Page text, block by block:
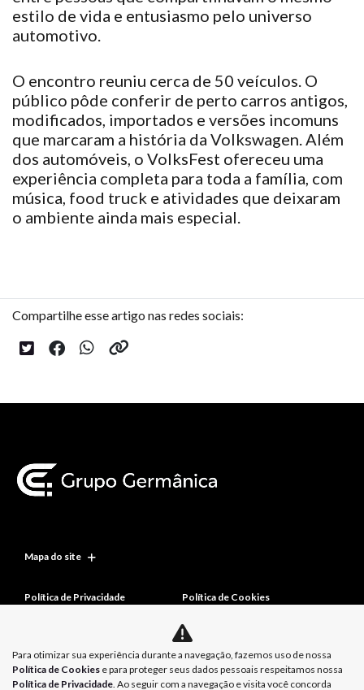
estilo de vida e entusiasmo pelo universo
automotivo.
O encontro reuniu cerca de 50 veículos. O
público pôde conferir de perto carros antigos,
modificados, importados e versões incomuns
que marcaram a história da Volkswagen. Além
dos automóveis, o VolksFest ofereceu uma
experiência completa para toda a família, com
música, food truck e atividades que deixaram
o ambiente ainda mais especial.
Compartilhe esse artigo nas redes sociais:
Mapa do site
Política de Privacidade Política de Cookies
Para otimizar sua experiência durante a navegação, fazemos uso de nossa
Política de Cookies e para proteger seus dados pessoais respeitamos nossa
Política de Privacidade. Ao seguir com a navegação e visita você concorda